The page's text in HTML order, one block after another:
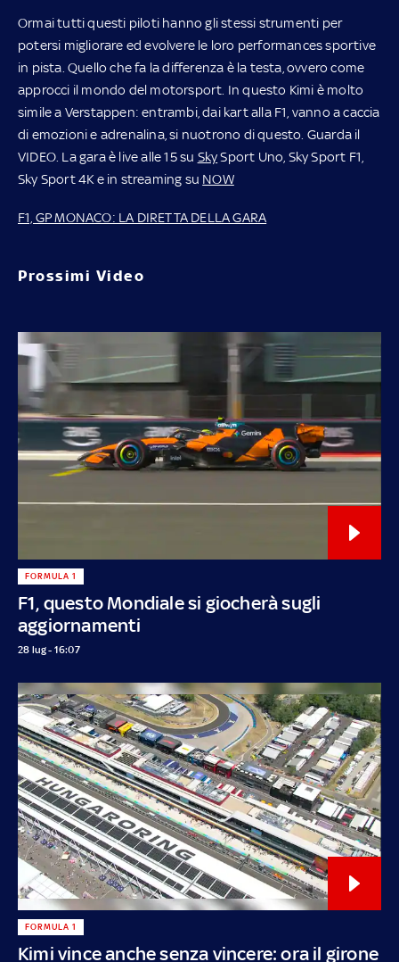
Ormai tutti questi piloti hanno gli stessi strumenti per
potersi migliorare ed evolvere le loro performances sportive
in pista. Quello che fa la differenza è la testa, ovvero come
approcci il mondo del motorsport. In questo Kimi è molto
simile a Verstappen: entrambi, dai kart alla F1, vanno a caccia
di emozioni e adrenalina, si nuotrono di questo. Guarda il
VIDEO. La gara è live alle 15 su SkySport Uno, Sky Sport F1,
Sky Sport 4K e in streaming su NOW
F1, GP MONACO: LA DIRETTA DELLA GARA
Prossimi Video
F1, questo Mondiale si giocherà sugli
aggiornamenti
FORMULA 1
28 lug - 16:07
Kimi vince anche senza vincere: ora il girone
FORMULA 1